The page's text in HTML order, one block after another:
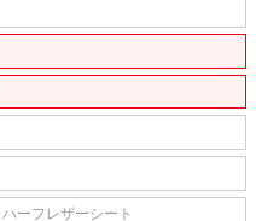
ハーフレザーシート